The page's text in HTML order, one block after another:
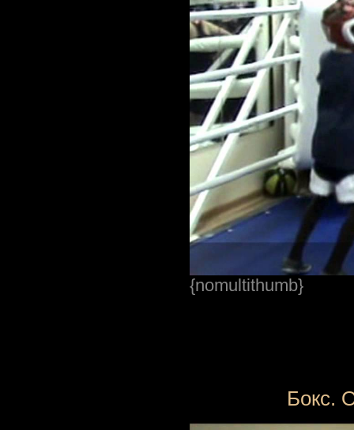
{nomultithumb}
Бокс.